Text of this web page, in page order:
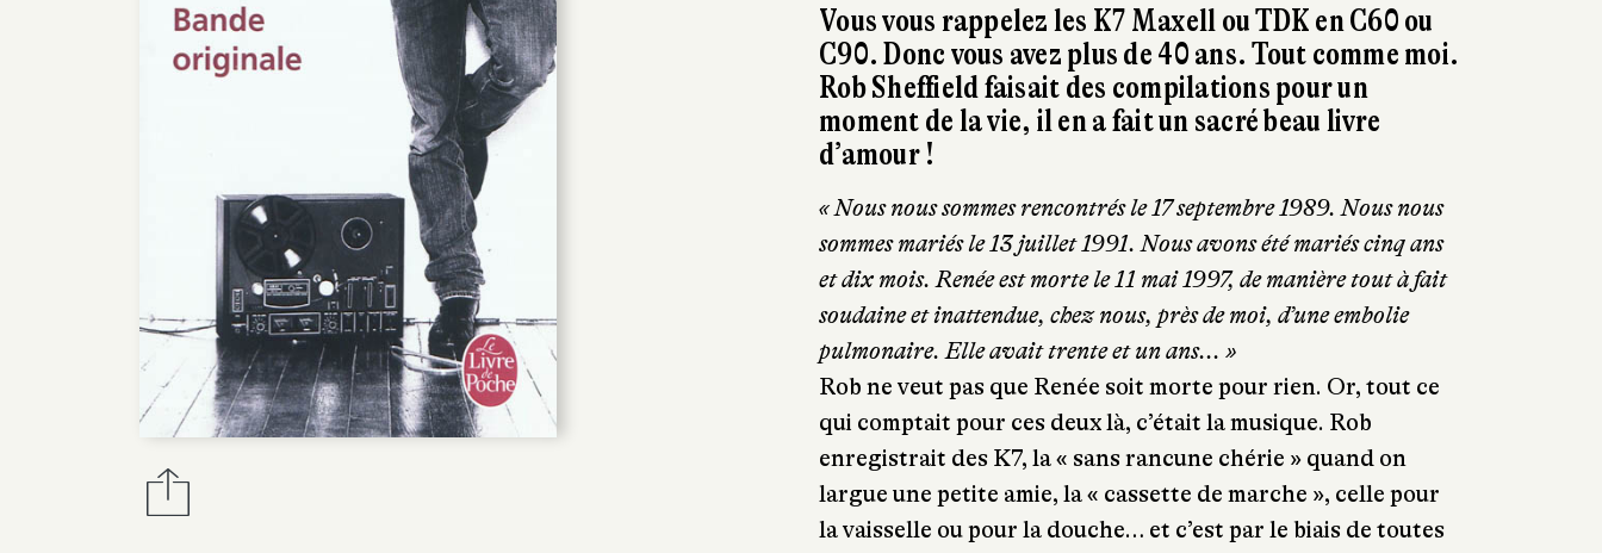
Vous vous rappelez les K7 Maxell ou TDK en C60 ou
C90. Donc vous avez plus de 40 ans. Tout comme moi.
Rob Sheffield faisait des compilations pour un
moment de la vie, il en a fait un sacré beau livre
d’amour !
« Nous nous sommes rencontrés le 17 septembre 1989. Nous nous
sommes mariés le 13 juillet 1991. Nous avons été mariés cinq ans
et dix mois. Renée est morte le 11 mai 1997, de manière tout à fait
soudaine et inattendue, chez nous, près de moi, d’une embolie
pulmonaire. Elle avait trente et un ans... »
Rob ne veut pas que Renée soit morte pour rien. Or, tout ce
qui comptait pour ces deux là, c’était la musique. Rob
enregistrait des K7, la « sans rancune chérie » quand on
largue une petite amie, la « cassette de marche », celle pour
la vaisselle ou pour la douche… et c’est par le biais de toutes